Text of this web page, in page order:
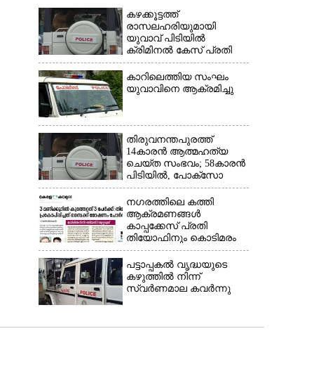
കഴക്കൂട്ടത്ത്
രാസലഹരിയുമായി
യുവാവ് പിടിയിൽ
ക്രിമിനൽ കേസ് പ്രതി
ഓടി രക്ഷപ്പെട്ടു
കാറിലെത്തിയ സംഘം
യുവാവിനെ ആക്രമിച്ചു
തിരുവനന്തപുരത്ത്
14കാരൻ ആത്മഹത്യ
ചെയ്ത സംഭവം; 58കാരൻ
പിടിയിൽ, പോക്‌സോ
ചുമത്തി അറസ്റ്റ്
നഗരത്തിലെ കത്തി
ആക്രമണങ്ങൾ
കാപ്പക്കേസ് പ്രതി
തിയോഫിനും കൊടിമരം
ജോസും അറസ്റ്റിൽ
പട്ടാപ്പകൽ വൃദ്ധയുടെ
കഴുത്തിൽ നിന്ന്
സ്വർണമാല കവർന്നു